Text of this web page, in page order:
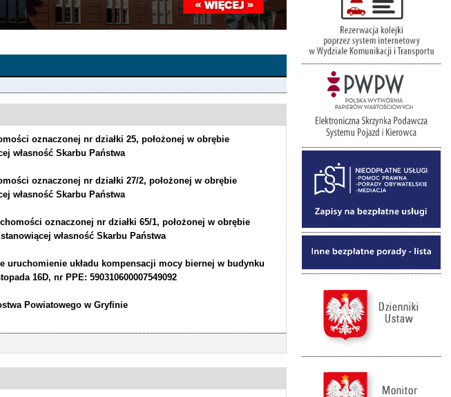
oznaczonej nr działki 25, położonej w obrębie
własność Skarbu Państwa
oznaczonej nr działki 27/2, położonej w obrębie
własność Skarbu Państwa
oznaczonej nr działki 65/1, położonej w obrębie
własność Skarbu Państwa
uruchomienie układu kompensacji mocy biernej w budynku
16D, nr PPE: 590310600007549092
Powiatowego w Gryfinie